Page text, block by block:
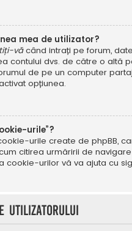
mea de utilizator?
văcând intrați pe forum,
contului dvs. de către o altă
de pe un computer
opțiunea.
urile”?
urile create de phpBB,
citirea urmăririi de
cookie-urilor vă va ajuta cu
utilizatorului